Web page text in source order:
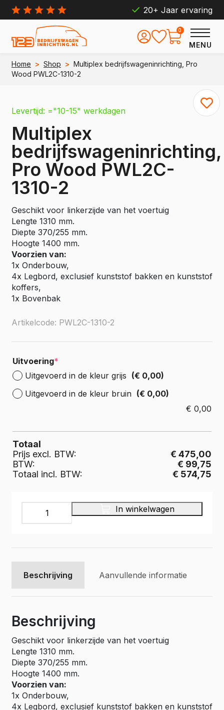
20+ Jaar ervaring
MENU
0
Home > Shop > Multiplex bedrijfswageninrichting, Pro
Wood PWL2C-1310-2
Levertijd: ="10-15" werkdagen
Multiplex
bedrijfswageninrichting,
Pro Wood PWL2C-
1310-2
Geschikt voor linkerzijde van het voertuig
Lengte 1310 mm.
Diepte 370/255 mm.
Hoogte 1400 mm.
Voorzien van:
1x Onderbouw,
4x Legbord, exclusief kunststof bakken en kunststof
koffers,
1x Bovenbak
Artikelcode: PWL2C-1310-2
Uitvoering*
Uitgevoerd in de kleur grijs (€ 0,00)
Uitgevoerd in de kleur bruin (€ 0,00)
€ 0,00
Totaal
Prijs excl. BTW:
€ 475,00
BTW:
€ 99,75
Totaal incl. BTW:
€ 574,75
Multiplex
bedrijfswageninrichting,
1310-
2
In winkelwagen
Beschrijving Aanvullende informatie
Beschrijving
Geschikt voor linkerzijde van het voertuig
Lengte 1310 mm.
Diepte 370/255 mm.
Hoogte 1400 mm.
Voorzien van:
1x Onderbouw,
4x Legbord, exclusief kunststof bakken en kunststof